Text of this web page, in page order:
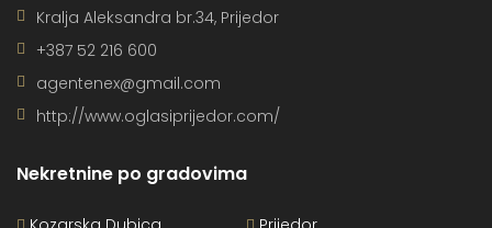
Kralja Aleksandra br.34, Prijedor
+387 52 216 600
agentenex@gmail.com
http://www.oglasiprijedor.com/
Nekretnine po gradovima